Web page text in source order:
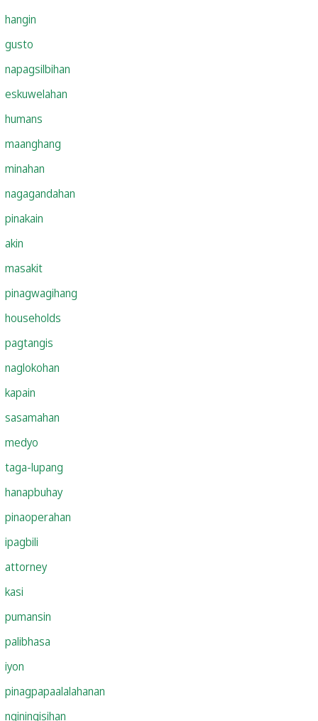
hangin
gusto
napagsilbihan
eskuwelahan
humans
maanghang
minahan
nagagandahan
pinakain
akin
masakit
pinagwagihang
households
pagtangis
naglokohan
kapain
sasamahan
medyo
taga-lupang
hanapbuhay
pinaoperahan
ipagbili
attorney
kasi
pumansin
palibhasa
iyon
pinagpapaalalahanan
nginingisihan